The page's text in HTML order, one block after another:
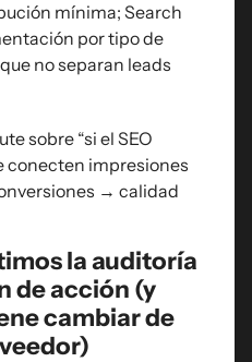
mínima; Search
por tipo de
no separan leads
sobre “si el SEO
conecten impresiones
→ calidad
la auditoría
de acción (y
cambiar de